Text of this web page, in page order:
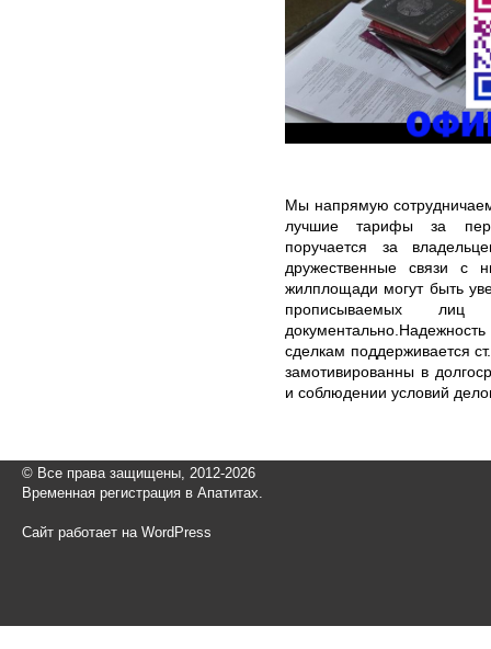
Мы напрямую
лучшие тарифы за
поручается за
дружественные связи с
жилплощади могут быть
прописываемых
сделкам поддерживается
замотивированны в
и соблюдении условий
© Все права защищены, 2012-2026
Временная регистрация в Апатитах.
Сайт работает на WordPress